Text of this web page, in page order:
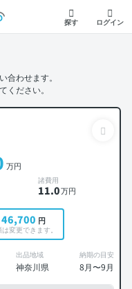
探す ログイン
合わせます。
ください。
万円
諸費用
11.0万円
46,700 円
変更できます。
出品地域
神奈川県
納期の目安
8月〜9月